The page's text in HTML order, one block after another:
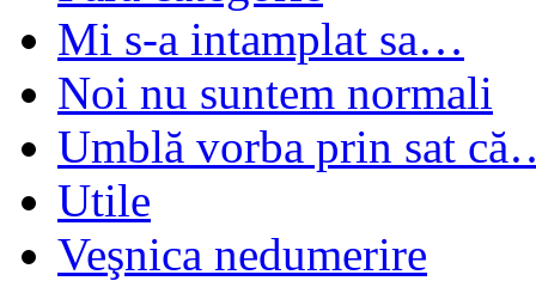
Mi s-a intamplat sa…
Noi nu suntem normali
Umblă vorba prin sat
Utile
Veşnica nedumerire